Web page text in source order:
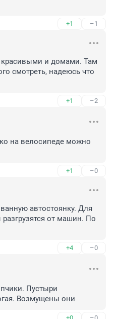
+1 –1
красивыми и домами. Там
смотреть, надеюсь что
+1 –2
на велосипеде можно
+1 –0
автостоянку. Для
от машин. По
+4 –0
Пустыри
Возмущены они